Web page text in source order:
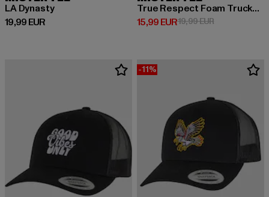
LA Dynasty
19,99 EUR
Derzeitiger Preis: 19,99 EUR
True Respect Foam Trucker Cap
15,99 EUR
Derzeitiger Preis: 15,99 EUR
19,99 EURAktionspreis:
-11%